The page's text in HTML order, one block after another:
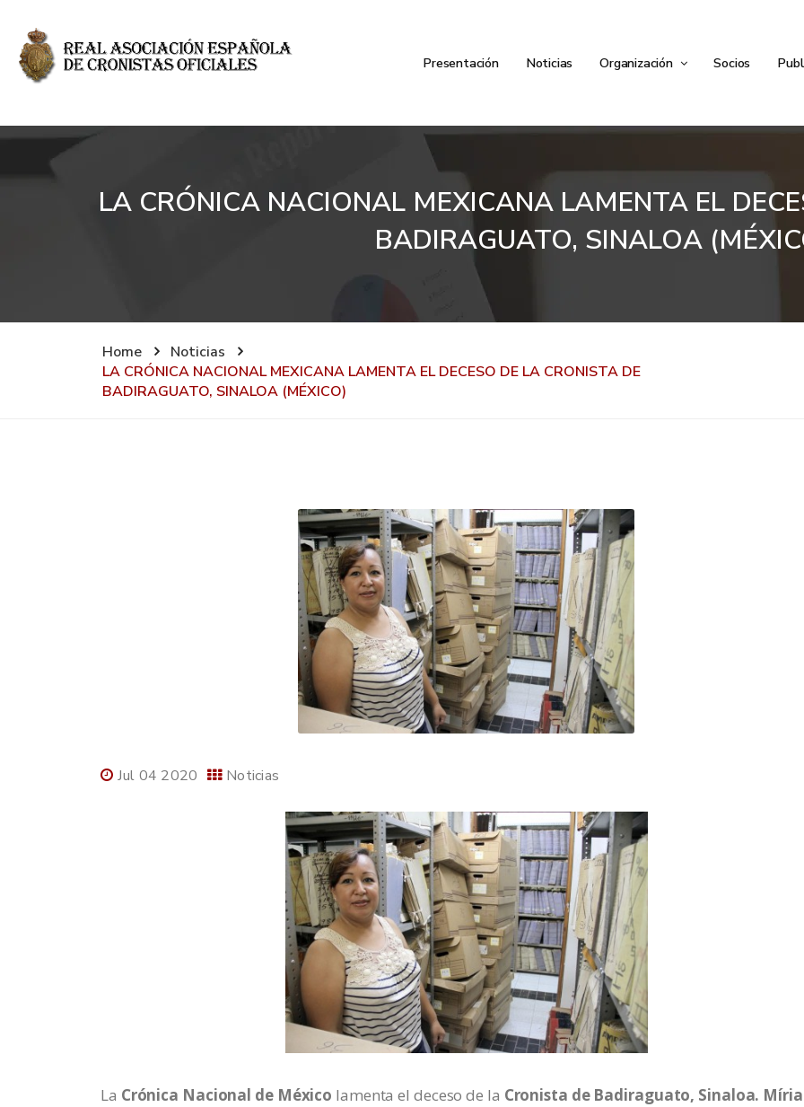
Presentación Noticias Organización Socios
LA CRÓNICA NACIONAL MEXICANA LAMENTA EL
BADIRAGUATO, SINALOA
Home
Noticias
LA CRÓNICA NACIONAL MEXICANA LAMENTA EL DECESO DE LA CRONISTA DE
BADIRAGUATO, SINALOA (MÉXICO)
Jul 04 2020 Noticias
La Crónica Nacional de México lamenta el deceso de la Cronista de Badiraguato, Sinaloa.